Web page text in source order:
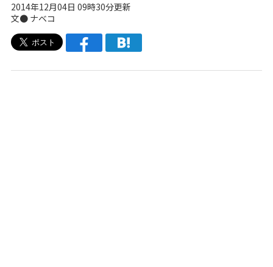
2014年12月04日 09時30分更新
文● ナベコ